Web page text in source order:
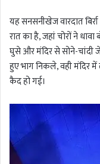
यह सनसनीखेज वारदात बिर्रा
रात का है, जहां चोरों ने
घुसे और मंदिर से सोने-चांदी
हुए भाग निकले, वही मंदिर में
कैद हो गई।